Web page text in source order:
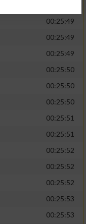
00:25:49
00:25:49
00:25:49
00:25:50
00:25:50
00:25:50
00:25:51
00:25:51
00:25:52
00:25:52
00:25:52
00:25:53
00:25:53